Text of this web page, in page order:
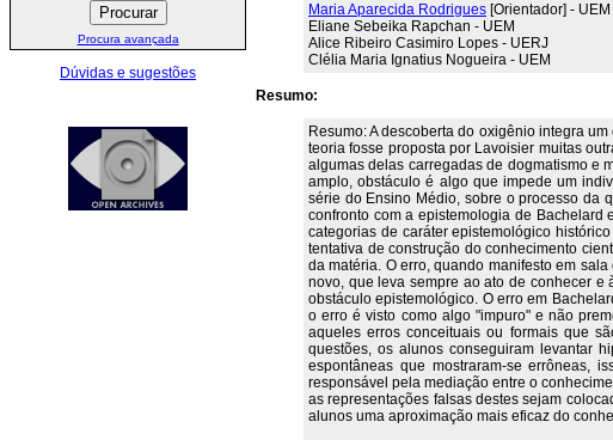
Procura avançada
Dúvidas e sugestões
Maria Aparecida Rodrigues [Orientador] - UEM
Eliane Sebeika Rapchan - UEM
Alice Ribeiro Casimiro Lopes - UERJ
Clélia Maria Ignatius Nogueira - UEM
Resumo:
Resumo: A descoberta do oxigênio integra
teoria fosse proposta por Lavoisier muitas
algumas delas carregadas de dogmatismo e
amplo, obstáculo é algo que impede um
série do Ensino Médio, sobre o processo da
confronto com a epistemologia de Bachelard
categorias de caráter epistemológico
tentativa de construção do conhecimento
da matéria. O erro, quando manifesto em
novo, que leva sempre ao ato de conhecer
obstáculo epistemológico. O erro em
o erro é visto como algo "impuro" e não
aqueles erros conceituais ou formais que
questões, os alunos conseguiram levantar
espontâneas que mostraram-se errôneas,
responsável pela mediação entre o
as representações falsas destes sejam
alunos uma aproximação mais eficaz do